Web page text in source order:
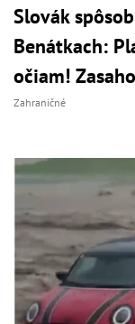
Slovák
Benátkach:
očiam!
Zahraničné